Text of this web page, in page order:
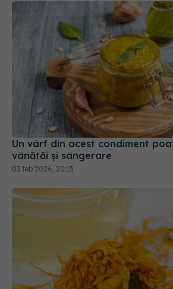
Un vârf din acest condiment
vânătăi și sângerare
03 feb 2026, 20:13